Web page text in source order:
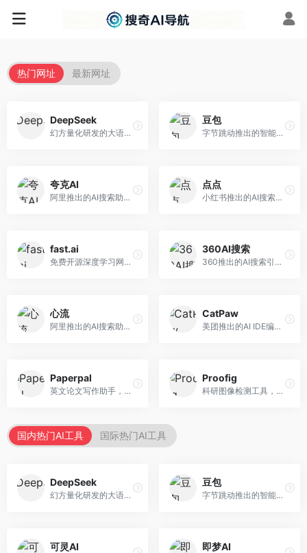
热门网址 最新网址
DeepSeek
幻方量化研发的大语言模型平台，专注于深度推理和代码生成能力。面向开发者、研究人员和技术爱好者，提供强大的逻辑推理和数学计算功能，开源生态完善，API接口友好。
豆包
字节跳动推出的智能对话助手平台，提供文本创作、知识问答、英语学习等多种AI服务。面向普通用户和内容创作者，支持多轮对话和文件解析，免费使用，响应速度快，中文理解能力强。
夸克AI
阿里推出的AI搜索助手，整合搜索与AI功能。面向年轻用户，提供智能搜索、文档处理、学习辅助等服务，与夸克生态深度整合。
点点
小红书推出的AI搜索应用，专注于生活方式内容搜索。面向小红书用户，提供生活攻略、消费决策、内容推荐等服务，生活方式内容丰富。
fast.ai
免费开源深度学习网站，专注于实用AI教学。面向开发者，提供免费深度学习课程、实战项目、代码库等资源，学习门槛低。
360AI搜索
360推出的AI搜索引擎，专注于安全智能搜索。面向普通用户，提供智能问答、网页搜索、内容整理等服务，安全防护能力强。
心流
阿里推出的AI搜索助手，专注于智能信息获取。面向普通用户，提供智能搜索、内容整理、知识问答等服务，与阿里生态深度整合。
CatPaw
美团推出的AI IDE编程工具，专注于本地开发生态。面向开发者，提供智能代码补全、代码生成、项目管理等服务，本地开发体验好。
Paperpal
英文论文写作助手，专注于学术英语润色。面向需要发表国际期刊的研究者，提供语法检查、学术表达优化、格式规范等服务，英语表达地道专业。
Proofig
科研图像检测工具，专注于学术图像完整性验证。面向科研人员，提供图像检测、重复分析、报告生成等服务，学术检测专业。
国内热门AI工具 国际热门AI工具
DeepSeek
幻方量化研发的大语言模型平台，专注于深度推理和代码生成能力。面向开发者、研究人员和技术爱好者，提供强大的逻辑推理和数学计算功能，开源生态完善，API接口友好。
豆包
字节跳动推出的智能对话助手平台，提供文本创作、知识问答、英语学习等多种AI服务。面向普通用户和内容创作者，支持多轮对话和文件解析，免费使用，响应速度快，中文理解能力强。
可灵AI 即梦AI